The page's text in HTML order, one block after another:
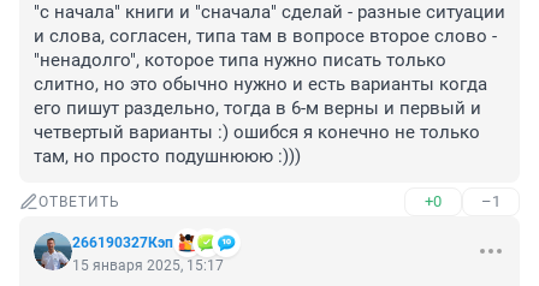
"с начала" книги и "сначала" сделай - разные ситуации
и слова, согласен, типа там в вопросе второе слово -
"ненадолго", которое типа нужно писать только
слитно, но это обычно нужно и есть варианты когда
его пишут раздельно, тогда в 6-м верны и первый и
четвертый варианты :) ошибся я конечно не только
там, но просто подушнююю :)))
ОТВЕТИТЬ +0 –1
266190327Кэп
15 января 2025, 15:17